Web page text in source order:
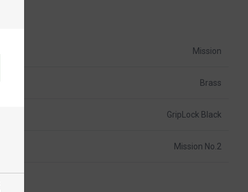
Mission
Brass
GripLock Black
Mission No.2